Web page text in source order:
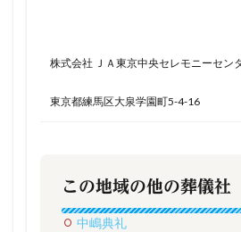
株式会社 ＪＡ東京中央セレモニーセン
東京都練馬区大泉学園町5-4-16
この地域の他の葬儀社
中嶋典礼